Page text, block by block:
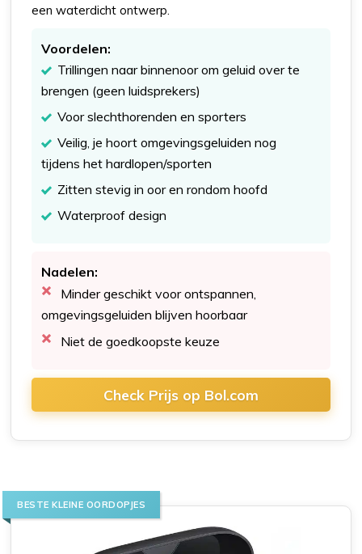
een waterdicht ontwerp.
Voordelen:
Trillingen naar binnenoor om geluid over te
brengen (geen luidsprekers)
Voor slechthorenden en sporters
Veilig, je hoort omgevingsgeluiden nog
tijdens het hardlopen/sporten
Zitten stevig in oor en rondom hoofd
Waterproof design
Nadelen:
Minder geschikt voor ontspannen,
omgevingsgeluiden blijven hoorbaar
Niet de goedkoopste keuze
Check Prijs op Bol.com
BESTE KLEINE OORDOPJES